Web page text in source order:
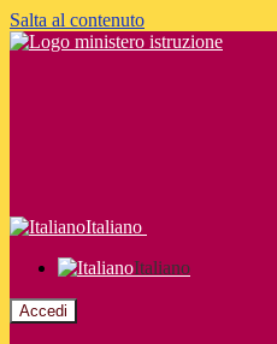
Salta al contenuto
Italiano
Italiano
Accedi